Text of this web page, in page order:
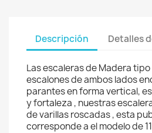
Descripción Detalles
Las escaleras de Madera
escalones de ambos lados
parantes en forma vertical,
y fortaleza , nuestras
de varillas roscadas , esta
corresponde a el modelo de